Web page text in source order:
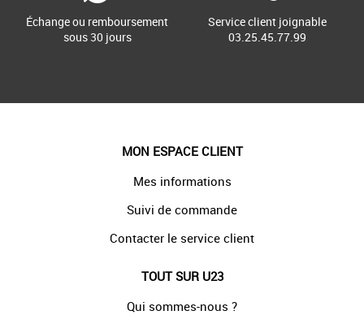
Échange ou remboursement
sous 30 jours
Service client joignable
03.25.45.77.99
MON ESPACE CLIENT
Mes informations
Suivi de commande
Contacter le service client
TOUT SUR U23
Qui sommes-nous ?